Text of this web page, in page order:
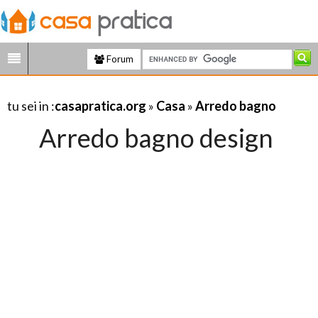
Forum
tu sei in :casapratica.org » Casa »Arredo bagno
Arredo bagno design